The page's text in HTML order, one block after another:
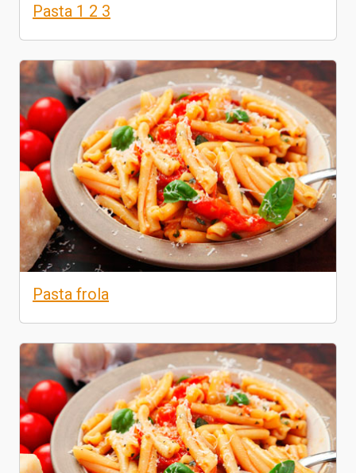
Pasta 1 2 3
Pasta frola